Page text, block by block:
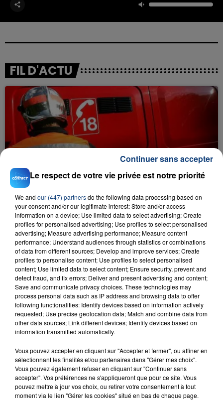
FIL D'ACTU
23 juillet 2026
INCENDIE MORTEL À LENS : UNE FEMME ET
SON BÉBÉ ENTRE LA VIE ET LA...
Un homme s'est immolé par le feu après avoir
aspergé sa compagne et leur bébé de trois mois
d'un liquide inflammable.
20 juillet 2026
UNE ADOLESCENTE DEVANT SE FAIRE
OPÉRER DE LA CHEVILLE RESSORT DE LA...
La famille a porté plainte contre la clinique qui a
reconnu sa responsabilité et présenté ses
excuses.
TITRES DIFFUSÉS
5h03
5h03 5h00
5h00
Le respect de votre vie privée est notre priorité
We and our (447) partnersdo the following data processing based on
your consent and/or our legitimate interest: Store and/or access
information on a device; Use limited data to select advertising; Create
profiles for personalised advertising; Use profiles to select personalised
advertising; Measure advertising performance; Measure content
performance; Understand audiences through statistics or combinations
of data from different sources; Develop and improve services; Create
profiles to personalise content; Use profiles to select personalised
content; Use limited data to select content; Ensure security, prevent and
detect fraud, and fix errors; Deliver and present advertising and content;
Save and communicate privacy choices. These technologies may
process personal data such as IP address and browsing data to offer
following functionalities: Identify devices based on information actively
requested; Use precise geolocation data; Match and combine data from
other data sources; Link different devices; Identify devices based on
information transmitted automatically.
Vous pouvez accepter en cliquant sur "Accepter et fermer", ou affiner en
sélectionnant les finalités et/ou partenaires dans "Gérer mes choix".
Vous pouvez également refuser en cliquant sur "Continuer sans
accepter". Vos préférences ne s'appliqueront que pour ce site. Vous
pouvez mettre à jour vos choix, ou retirer votre consentement à tout
moment via le lien "Gérer les cookies" situé en bas de chaque page.
Continuer sans accepter